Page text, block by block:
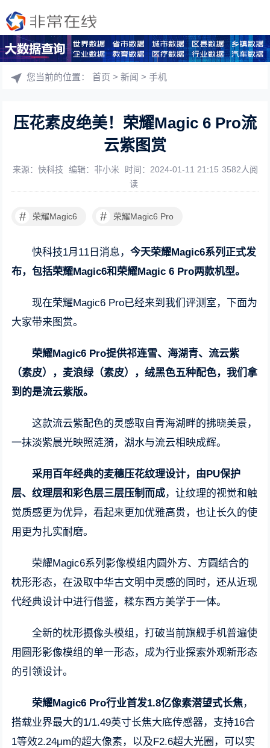
您当前的位置：首页 >新闻 >手机
压花素皮绝美！荣耀Magic 6 Pro流
云紫图赏
来源：快科技 编辑：非小米 时间：2024-01-11 21:15 3582人阅
读
# 荣耀Magic6 # 荣耀Magic6 Pro
快科技1月11日消息，今天荣耀Magic6系列正式发
布，包括荣耀Magic6和荣耀Magic 6 Pro两款机型。
现在荣耀Magic6 Pro已经来到我们评测室，下面为
大家带来图赏。
荣耀Magic6 Pro提供祁连雪、海湖青、流云紫
（素皮），麦浪绿（素皮），绒黑色五种配色，我们拿
到的是流云紫版。
这款流云紫配色的灵感取自青海湖畔的拂晓美景，
一抹淡紫晨光映照涟漪，湖水与流云相映成辉。
采用百年经典的麦穗压花纹理设计，由PU保护
层、纹理层和彩色层三层压制而成，让纹理的视觉和触
觉质感更为优异，看起来更加优雅高贵，也让长久的使
用更为扎实耐磨。
荣耀Magic6系列影像模组内圆外方、方圆结合的
枕形形态，在汲取中华古文明中灵感的同时，还从近现
代经典设计中进行借鉴，糅东西方美学于一体。
全新的枕形摄像头模组，打破当前旗舰手机普遍使
用圆形影像模组的单一形态，成为行业探索外观新形态
的引领设计。
荣耀Magic6 Pro行业首发1.8亿像素潜望式长焦，
搭载业界最大的1/1.49英寸长焦大底传感器，支持16合
1等效2.24μm的超大像素，以及F2.6超大光圈，可以实